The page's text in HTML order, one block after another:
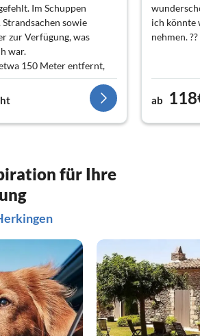
Im Schuppen
sowie
zur Verfügung, was
war.
150 Meter entfernt,
liegt in einer angenehmer
vor dem Haus, Garten ist
Der Kontakt zu
jederzeit möglich und
ich könnte
nehmen. ??
ab
für Ihre